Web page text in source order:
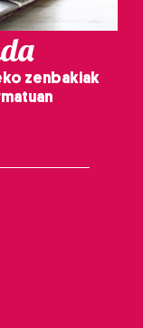
zenbakiak